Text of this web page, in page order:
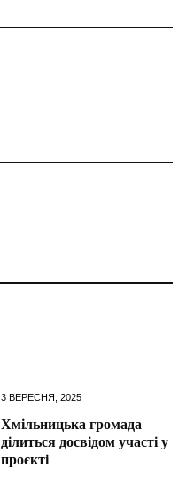
3 ВЕРЕСНЯ, 2025
Хмільницька громада
ділиться досвідом участі у
проєкті